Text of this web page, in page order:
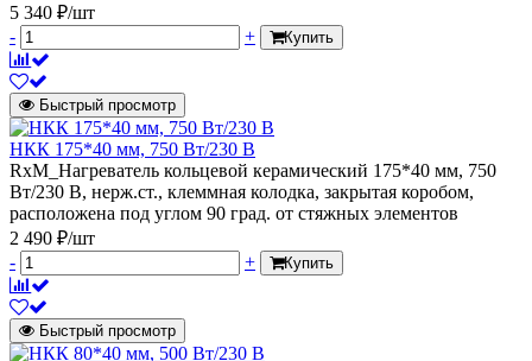
5 340 ₽/шт
-
+ Купить
Быстрый просмотр
НКК 175*40 мм, 750 Вт/230 В
RxM_Нагреватель кольцевой керамический 175*40 мм, 750
Вт/230 В, нерж.ст., клеммная колодка, закрытая коробом,
расположена под углом 90 град. от стяжных элементов
2 490 ₽/шт
-
+ Купить
Быстрый просмотр